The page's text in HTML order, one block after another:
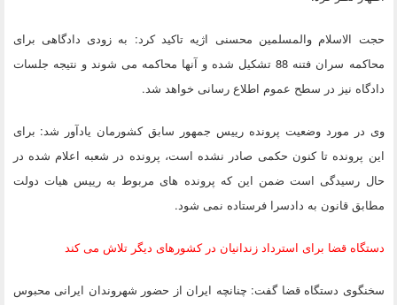
حجت الاسلام والمسلمین محسنی اژیه تاکید کرد: به زودی دادگاهی برای
محاکمه سران فتنه 88 تشکیل شده و آنها محاکمه می شوند و نتیجه جلسات
دادگاه نیز در سطح عموم اطلاع رسانی خواهد شد.
وی در مورد وضعیت پرونده رییس جمهور سابق کشورمان یادآور شد: برای
این پرونده تا کنون حکمی صادر نشده است، پرونده در شعبه اعلام شده در
حال رسیدگی است ضمن این که پرونده های مربوط به رییس هیات دولت
مطابق قانون به دادسرا فرستاده نمی شود.
دستگاه قضا برای استرداد زندانیان در کشورهای دیگر تلاش می کند
سخنگوی دستگاه قضا گفت: چنانچه ایران از حضور شهروندان ایرانی محبوس